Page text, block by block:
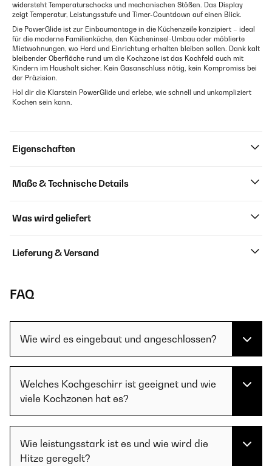
widersteht Temperaturschocks und mechanischen Stößen. Das Display
zeigt Temperatur, Leistungsstufe und Timer-Countdown auf einen Blick.
Die PowerGlide ist zur Einbau­montage in die Küchenzeile konzipiert – ideal
für die moderne Familienküche, den Kücheninsel-Umbau oder möblierte
Mietwohnungen, wo Herd und Einrichtung erhalten bleiben sollen. Dank kalt
bleibender Oberfläche rund um die Kochzone ist das Kochfeld auch mit
Kindern im Haushalt sicher. Kein Gasanschluss nötig, kein Kompromiss bei
der Präzision.
Hol dir die Klarstein PowerGlide und erlebe, wie schnell und unkompliziert
Kochen sein kann.
Eigenschaften
Maße & Technische Details
Was wird geliefert
Lieferung & Versand
FAQ
Wie wird es eingebaut und angeschlossen?
Welches Kochgeschirr ist geeignet und wie
viele Kochzonen hat es?
Wie leistungsstark ist es und wie wird die
Hitze geregelt?